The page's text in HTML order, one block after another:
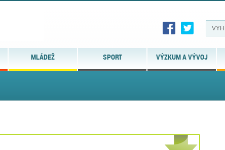
MLÁDEŽ SPORT VÝZKUM A VÝVOJ